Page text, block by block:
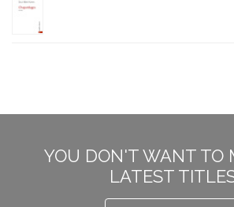
YOU DON'T WANT TO
LATEST